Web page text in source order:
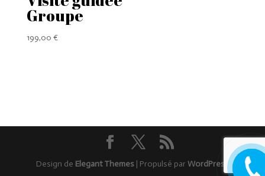
Groupe
199,00 €
Design de Elegant Themes| Propulsé par WordPress
moi